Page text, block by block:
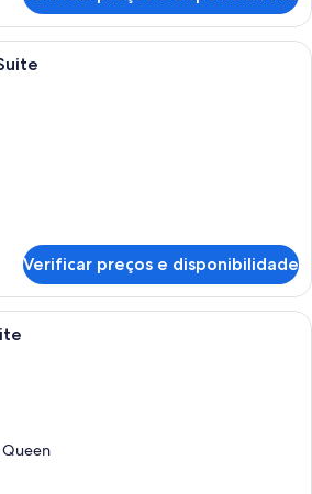
Quarto de hotel moderno com sofá,
Verificar preços e disponibilidade
Quarto de hotel moderno com uma
Queen